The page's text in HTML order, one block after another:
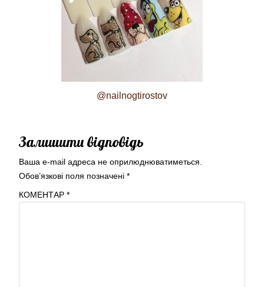
@nailnogtirostov
Залишити відповідь
Ваша e-mail адреса не оприлюднюватиметься.
Обов’язкові поля позначені *
КОМЕНТАР *